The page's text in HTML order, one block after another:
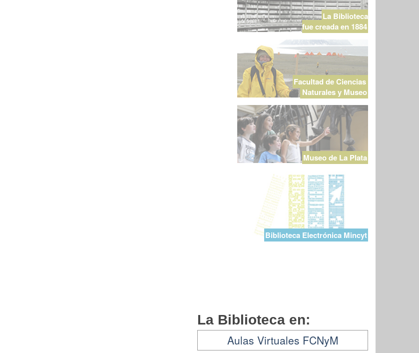
La Biblioteca
fue creada en 1884
Facultad de Ciencias
Naturales y Museo
Museo de La Plata
Biblioteca Electrónica Mincyt
La Biblioteca en:
Aulas Virtuales FCNyM